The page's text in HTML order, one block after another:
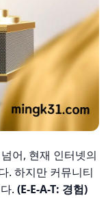
어, 현재 인터넷의
. 하지만 커뮤니티
. (E-E-A-T: 경험)